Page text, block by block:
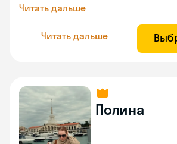
Читать дальше
Читать дальше
Полина